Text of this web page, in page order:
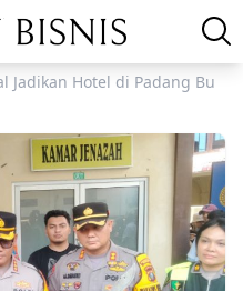
Jadikan Hotel di Padang